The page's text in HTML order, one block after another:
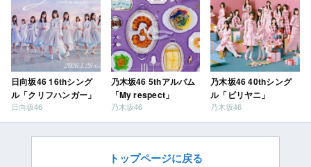
日向坂46 16thシング
ル「クリフハンガー」
日向坂46
乃木坂46 5thアルバム
「My respect」
乃木坂46
乃木坂46 40thシング
ル「ビリヤニ」
乃木坂46
トップページに戻る